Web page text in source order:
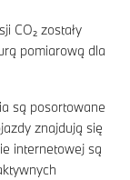
CO₂ zostały
pomiarową dla
są posortowane
znajdują się
internetowej są